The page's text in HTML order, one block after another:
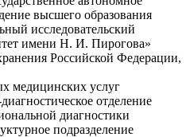
высшего образования
исследовательский
имени Н. И. Пирогова»
Российской Федерации,
медицинских услуг
отделение
диагностики
подразделение